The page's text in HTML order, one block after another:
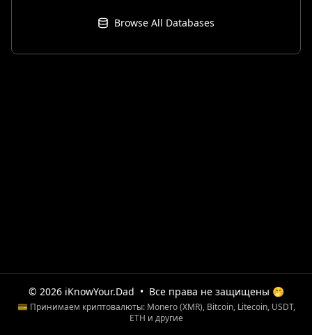
Browse All Databases
© 2026 iKnowYour.Dad • Все права не защищены 🤭
💳 Принимаем криптовалюты: Monero (XMR), Bitcoin, Litecoin, USDT,
ETH и другие